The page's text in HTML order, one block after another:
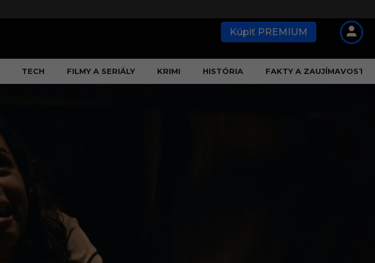
Kúpiť PREMIUM
TECH FILMY A SERIÁLY KRIMI HISTÓRIA FAKTY A ZAUJÍMAVOSTI